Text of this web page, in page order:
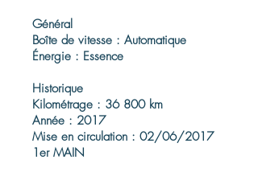
Général
Boîte de vitesse : Automatique
Énergie : Essence
Historique
Kilométrage : 36 800 km
Année : 2017
Mise en circulation : 02/06/2017
1er MAIN